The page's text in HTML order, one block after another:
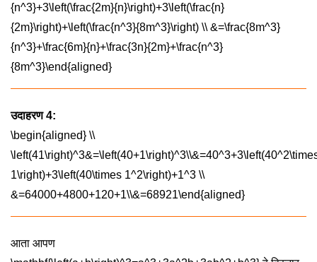
{n^3}+3\left(\frac{2m}{n}\right)+3\left(\frac{n}
{2m}\right)+\left(\frac{n^3}{8m^3}\right) \\ &=\frac{8m^3}
{n^3}+\frac{6m}{n}+\frac{3n}{2m}+\frac{n^3}
{8m^3}\end{aligned}
उदाहरण 4:
\begin{aligned} \\
1\right)+3\left(40\times 1^2\right)+1^3 \\
&=64000+4800+120+1\\&=68921\end{aligned}
आता आपण